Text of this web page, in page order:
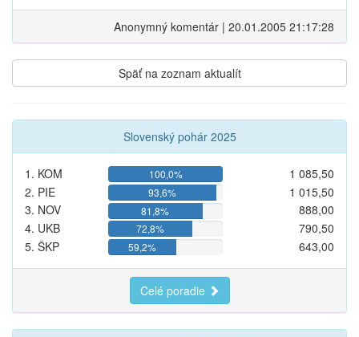
Anonymný komentár | 20.01.2005 21:17:28
Späť na zoznam aktualít
Slovenský pohár 2025
1. KOM 100,0%
1 085,50
2. PIE
93,6%
1 015,50
3. NOV
81,8%
888,00
4. UKB
72,8%
790,50
5. ŠKP
59,2% 643,00
Celé poradie